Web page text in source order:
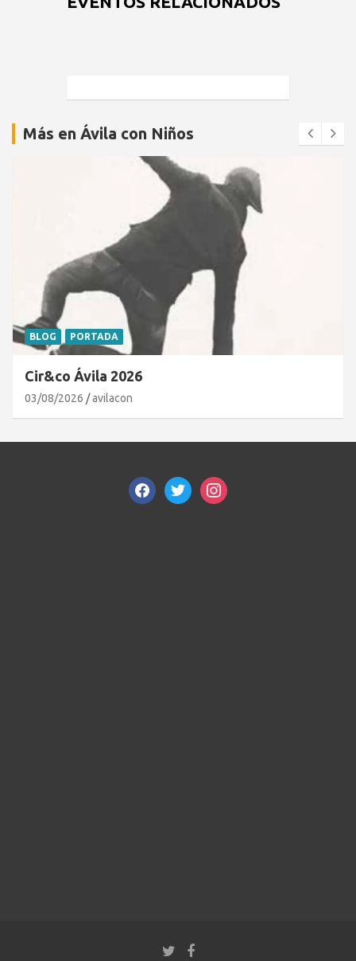
Más en Ávila con Niños
BLOG PORTADA
Cir&co Ávila 2026
03/08/2026 avilacon
facebooktwitterinstagram